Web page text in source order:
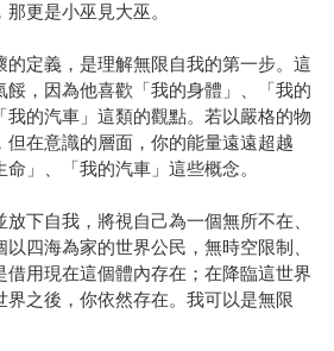
更是小巫見大巫。
的定義，是理解無限自我的第一步。這
餒，因為他喜歡「我的身體」、「我的
我的汽車」這類的觀點。若以嚴格的物
但在意識的層面，你的能量遠遠超越
命」、「我的汽車」這些概念。
下自我，將視自己為一個無所不在、
四海為家的世界公民，無時空限制、
借用現在這個體內存在；在降臨這世界
界之後，你依然存在。我可以是無限